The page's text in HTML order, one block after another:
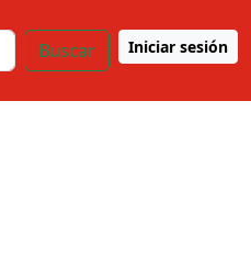
Buscar Iniciar sesión